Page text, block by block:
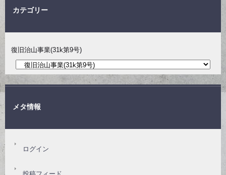
カテゴリー
復旧治山事業(31k第9号)
メタ情報
ログイン